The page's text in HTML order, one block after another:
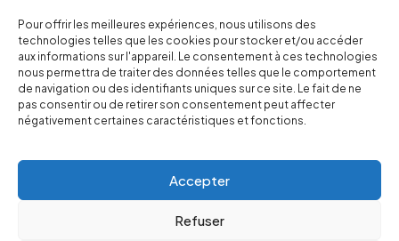
Pour offrir les meilleures expériences, nous utilisons des
technologies telles que les cookies pour stocker et/ou accéder
aux informations sur l'appareil. Le consentement à ces technologies
nous permettra de traiter des données telles que le comportement
de navigation ou des identifiants uniques sur ce site. Le fait de ne
pas consentir ou de retirer son consentement peut affecter
négativement certaines caractéristiques et fonctions.
Accepter
Refuser
Politique de confidentialité